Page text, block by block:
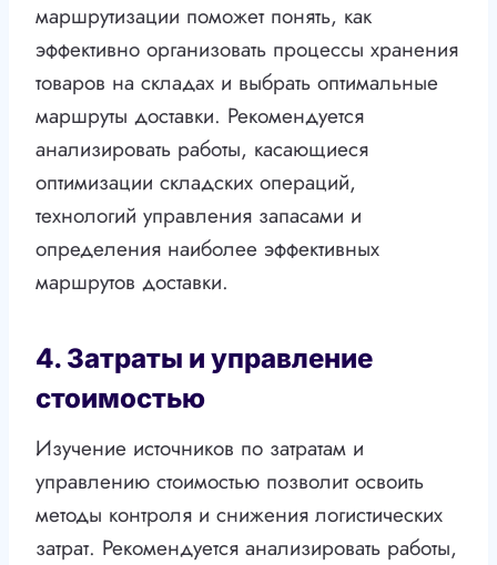
маршрутизации поможет понять, как
эффективно организовать процессы хранения
товаров на складах и выбрать оптимальные
маршруты доставки. Рекомендуется
анализировать работы, касающиеся
оптимизации складских операций,
технологий управления запасами и
определения наиболее эффективных
маршрутов доставки.
4. Затраты и управление
стоимостью
Изучение источников по затратам и
управлению стоимостью позволит освоить
методы контроля и снижения логистических
затрат. Рекомендуется анализировать работы,